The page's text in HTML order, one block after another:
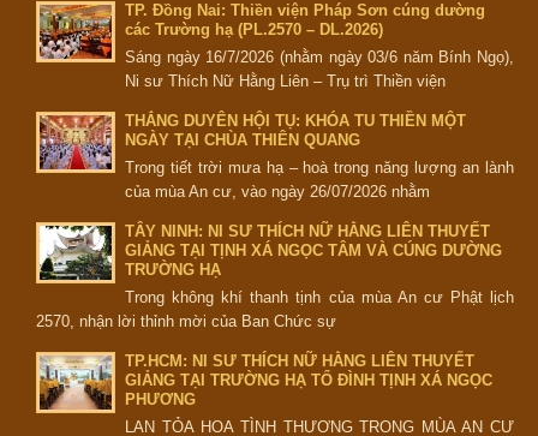
TP. Đồng Nai: Thiền viện Pháp Sơn cúng dường
các Trường hạ (PL.2570 – DL.2026)
Sáng ngày 16/7/2026 (nhằm ngày 03/6 năm Bính Ngọ),
Ni sư Thích Nữ Hằng Liên – Trụ trì Thiền viện
THẮNG DUYÊN HỘI TỤ: KHÓA TU THIỀN MỘT
NGÀY TẠI CHÙA THIÊN QUANG
Trong tiết trời mưa hạ – hoà trong năng lượng an lành
của mùa An cư, vào ngày 26/07/2026 nhằm
TÂY NINH: NI SƯ THÍCH NỮ HẰNG LIÊN THUYẾT
GIẢNG TẠI TỊNH XÁ NGỌC TÂM VÀ CÚNG DƯỜNG
TRƯỜNG HẠ
Trong không khí thanh tịnh của mùa An cư Phật lịch
2570, nhận lời thỉnh mời của Ban Chức sự
TP.HCM: NI SƯ THÍCH NỮ HẰNG LIÊN THUYẾT
GIẢNG TẠI TRƯỜNG HẠ TỔ ĐÌNH TỊNH XÁ NGỌC
PHƯƠNG
LAN TỎA HOA TÌNH THƯƠNG TRONG MÙA AN CƯ